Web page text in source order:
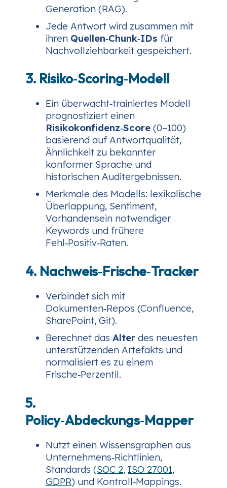
Generation (RAG).
Jede Antwort wird zusammen mit
ihren Quellen‑Chunk‑IDs für
Nachvollziehbarkeit gespeichert.
3. Risiko‑Scoring‑Modell
Ein überwacht‑trainiertes Modell
prognostiziert einen
Risikokonfidenz‑Score (0–100)
basierend auf Antwortqualität,
Ähnlichkeit zu bekannter
konformer Sprache und
historischen Auditergebnissen.
Merkmale des Modells: lexikalische
Überlappung, Sentiment,
Vorhandensein notwendiger
Keywords und frühere
Fehl‑Positiv‑Raten.
4. Nachweis‑Frische‑Tracker
Verbindet sich mit
Dokumenten‑Repos (Confluence,
SharePoint, Git).
Berechnet das Alter des neuesten
unterstützenden Artefakts und
normalisiert es zu einem
Frische‑Perzentil.
5.
Policy‑Abdeckungs‑Mapper
Nutzt einen Wissensgraphen aus
Unternehmens‑Richtlinien,
Standards (SOC 2, ISO 27001,
GDPR) und Kontroll‑Mappings.